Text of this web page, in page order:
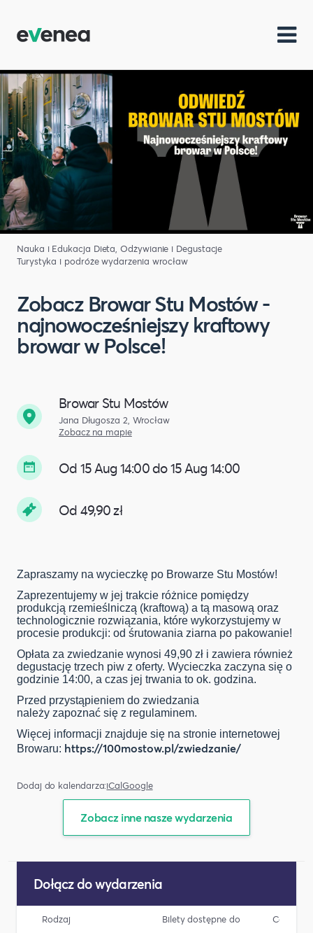
Nauka i Edukacja Dieta, Odżywianie i Degustacje
Turystyka i podróże wydarzenia wrocław
Zobacz Browar Stu Mostów -
najnowocześniejszy kraftowy
browar w Polsce!
Browar Stu Mostów
Jana Długosza 2, Wrocław
Zobacz na mapie
Od 15 Aug 14:00 do 15 Aug 14:00
Od 49,90 zł
Zapraszamy na wycieczkę po Browarze Stu Mostów!
Zaprezentujemy w jej trakcie różnice pomiędzy
produkcją rzemieślniczą (kraftową) a tą masową oraz
technologicznie rozwiązania, które wykorzystujemy w
procesie produkcji: od śrutowania ziarna po pakowanie!
Opłata za zwiedzanie wynosi 49,90 zł i zawiera również
degustację trzech piw z oferty. Wycieczka zaczyna się o
godzinie 14:00, a czas jej trwania to ok. godzina.
Przed przystąpieniem do zwiedzania
należy zapoznać się z regulaminem.
Więcej informacji znajduje się na stronie internetowej
Browaru: https://100mostow.pl/zwiedzanie/
Dodaj do kalendarza:iCalGoogle
Zobacz inne nasze wydarzenia
Dołącz do wydarzenia
Rodzaj Bilety dostępne do Cena